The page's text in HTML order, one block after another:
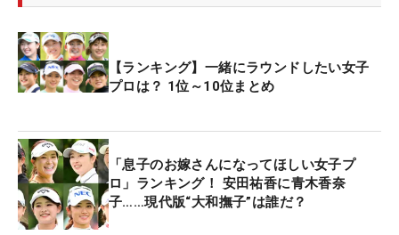
【ランキング】一緒にラウンドしたい女子
プロは？ 1位～10位まとめ
「息子のお嫁さんになってほしい女子プ
ロ」ランキング！ 安田祐香に青木香奈
子……現代版“大和撫子”は誰だ？